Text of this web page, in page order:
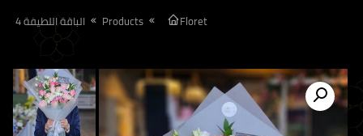
Floret
Products الباقة اللطيفة 4